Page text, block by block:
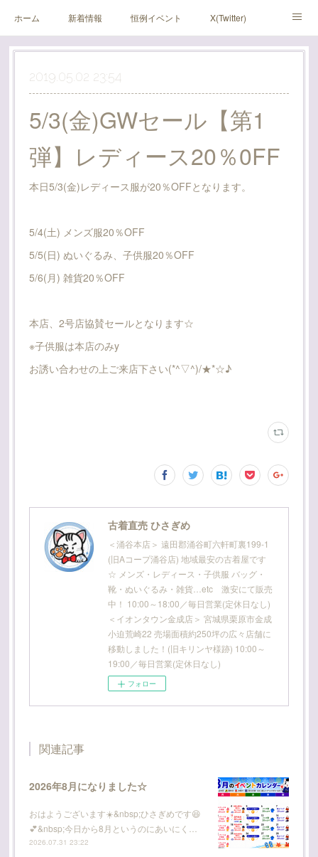
ホーム 新着情報 恒例イベント X(Twitter)
アメブロ Instagram
2019.05.02 23:54
5/3(金)GWセール【第1
弾】レディース20％0FF
本日5/3(金)レディース服が20％OFFとなります。
5/4(土) メンズ服20％OFF
5/5(日) ぬいぐるみ、子供服20％OFF
5/6(月) 雑貨20％OFF
本店、2号店協賛セールとなります☆
※子供服は本店のみy
お誘い合わせの上ご来店下さい(*^▽^)/★*☆♪
古着直売 ひさぎめ
＜涌谷本店＞ 遠田郡涌谷町六軒町裏199-1
(旧Aコープ涌谷店) 地域最安の古着屋です
☆ メンズ・レディース・子供服 バッグ・
靴・ぬいぐるみ・雑貨…etc 激安にて販売
中！ 10:00～18:00／毎日営業(定休日なし)
＜イオンタウン金成店＞ 宮城県栗原市金成
小迫荒崎22 売場面積約250坪の広々店舗に
移動しました！(旧キリンヤ様跡) 10:00～
19:00／毎日営業(定休日なし)
フォロー
関連記事
2026年8月になりました☆
おはようございます☀️&nbsp;ひさぎめです😆
💕&nbsp;今日から8月というのにあいにく…
2026.07.31 23:22